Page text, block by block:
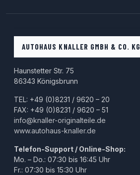
AUTOHAUS KNALLER GMBH & CO. KG
Haunstetter Str. 75
86343 Königsbrunn
TEL: +49 (0)8231 / 9620 – 20
FAX: +49 (0)8231 / 9620 – 51
info@knaller-originalteile.de
www.autohaus-knaller.de
Telefon-Support / Online-Shop:
Mo. – Do.: 07:30 bis 16:45 Uhr
Fr.: 07:30 bis 15:30 Uhr